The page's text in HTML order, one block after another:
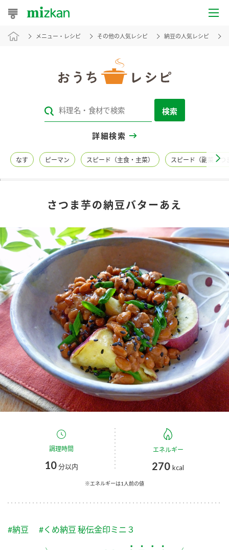
おうちレシピ
レシピカテゴリ一覧
レシピ名特集
商品情報
商品カテゴリ
酢 調味酢
お酢ドリンク ぽん酢
みりん風・料理酒 鍋用調味料
つゆ たれ
スープ
新商品一覧
キャンペーン情報
ブランド・スペシャルサイト
ブランド・スペシャルサイト トップ
商品ブランドサイト
Fibee（ファイビー）
くらしプラ酢
カンタン酢
納豆のサイト
企業情報
国内事業概要
ミツカングループについて
企業理念
ミツカンを知る
環境への取り組み
水の文化センター（アーカイブ）
お客様相談センター
メニュー・レシピ その他の人気レシピ 納豆の人気レシピ
検索
詳細検索
なす ピーマン スピード（主食・主菜） スピード（副菜・つ
さつま芋の納豆バターあえ
調理時間
10分以内
エネルギー
270 kcal
※エネルギーは1人前の値
#納豆 #くめ納豆 秘伝金印ミニ３